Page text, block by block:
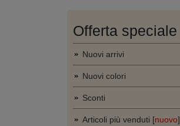
Offerta speciale
Nuovi arrivi
Nuovi colori
Sconti
Articoli più venduti [nuovo]